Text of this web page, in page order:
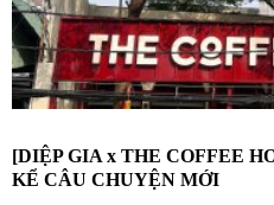
[DIỆP GIA x THE COFFEE
KỂ CÂU CHUYỆN MỚI